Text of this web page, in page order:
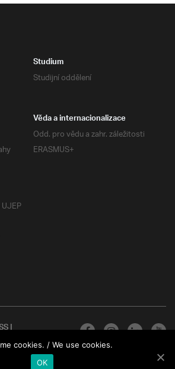
Studium
Studijní oddělení
Věda a internacionalizace
Odd. pro vědu a zahr. záležitosti
ERASMUS+
|
cookies. / We use cookies.
OK